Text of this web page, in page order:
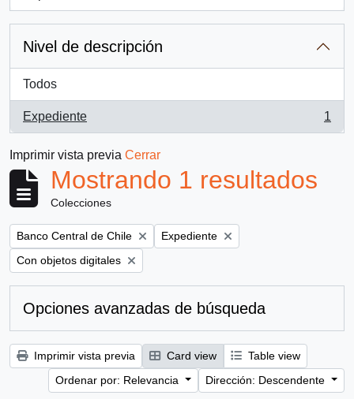
Nivel de descripción
Todos
Expediente
, 1 resultados
1
Imprimir vista previa Cerrar
Mostrando 1 resultados
Colecciones
Remove filter:
Banco Central de Chile Remove filter:
Expediente
Remove filter:
Con objetos digitales
Opciones avanzadas de búsqueda
Imprimir vista previa Card view
Table view
Ordenar por: Relevancia
Dirección: Descendente